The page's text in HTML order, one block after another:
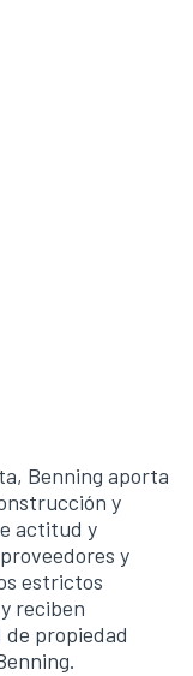
Benning aporta
y
actitud y
y
estrictos
reciben
propiedad